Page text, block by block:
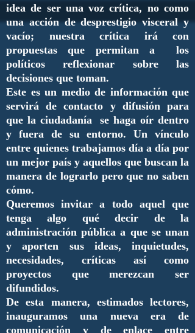
idea de ser una voz crítica, no como
una acción de desprestigio visceral y
vacío; nuestra crítica irá con
propuestas que permitan a los
políticos reflexionar sobre las
decisiones que toman.
Este es un medio de información que
servirá de contacto y difusión para
que la ciudadanía se haga oír dentro
y fuera de su entorno. Un vínculo
entre quienes trabajamos día a día por
un mejor país y aquellos que buscan la
manera de lograrlo pero que no saben
cómo.
Queremos invitar a todo aquel que
tenga algo qué decir de la
administración pública a que se unan
y aporten sus ideas, inquietudes,
necesidades, críticas así como
proyectos que merezcan ser
difundidos.
De esta manera, estimados lectores,
inauguramos una nueva era de
comunicación y de enlace entre